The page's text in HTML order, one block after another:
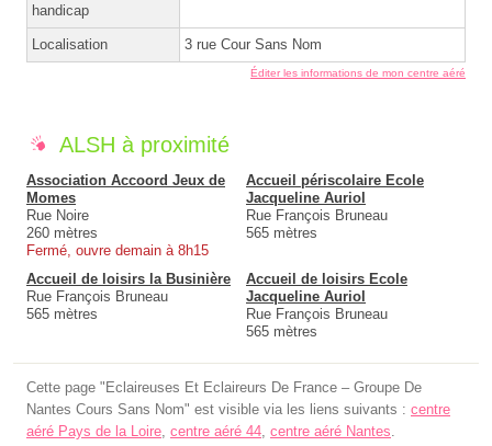
handicap
Localisation 3 rue Cour Sans Nom
Éditer les informations de mon centre aéré
ALSH à proximité
Association Accoord Jeux de
Momes
Rue Noire
260 mètres
Fermé, ouvre demain à 8h15
Accueil périscolaire Ecole
Jacqueline Auriol
Rue François Bruneau
565 mètres
Accueil de loisirs la Businière
Rue François Bruneau
565 mètres
Accueil de loisirs Ecole
Jacqueline Auriol
Rue François Bruneau
565 mètres
Cette page "Eclaireuses Et Eclaireurs De France – Groupe De
Nantes Cours Sans Nom" est visible via les liens suivants : centre
aéré Pays de la Loire centre aéré 44 centre aéré Nantes